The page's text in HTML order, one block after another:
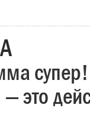
супер!
это